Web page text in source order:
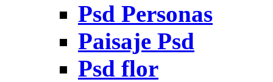
Psd Personas
Paisaje Psd
Psd flor